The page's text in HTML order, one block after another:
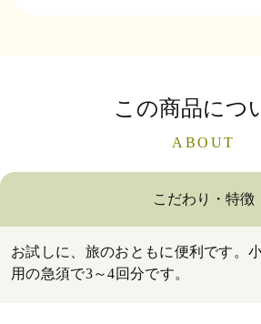
この商品につ
ABOUT
こだわり・特徴
お試しに、旅のおともに便利です。
用の急須で3～4回分です。